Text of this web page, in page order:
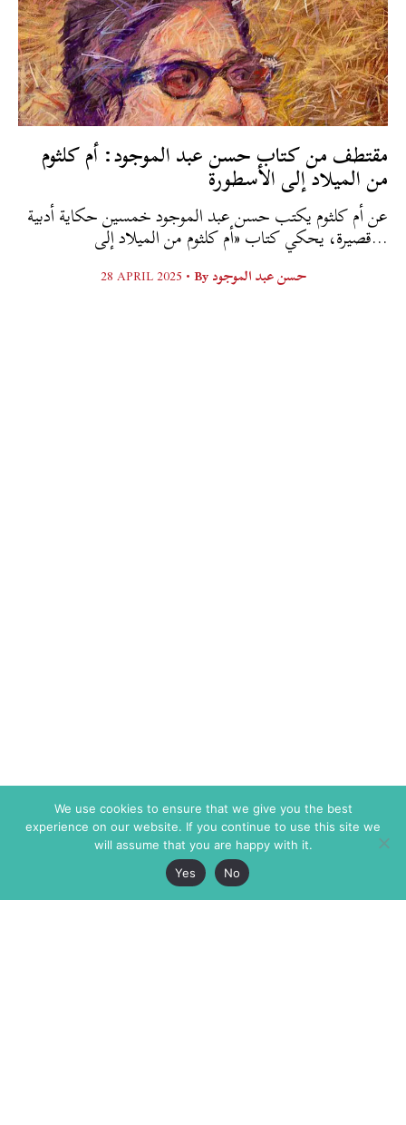
مقتطف من كتاب حسن عبد الموجود: أم كلثوم
من الميلاد إلى الأسطورة
عن أم كلثوم يكتب حسن عبد الموجود خمسين حكاية أدبية
قصيرة، يحكي كتاب «أم كلثوم من الميلاد إلى...
28 APRIL 2025 •Byحسن عبد الموجود
We use cookies to ensure that we give you the best
experience on our website. If you continue to use this site we
will assume that you are happy with it.
Yes
No